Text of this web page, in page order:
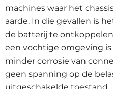
machines waar het
aarde. In die gevallen is
de batterij te
een vochtige omgeving
minder corrosie van
geen spanning op de